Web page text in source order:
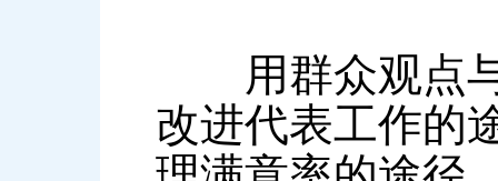
用群众观点与
改进代表工作的